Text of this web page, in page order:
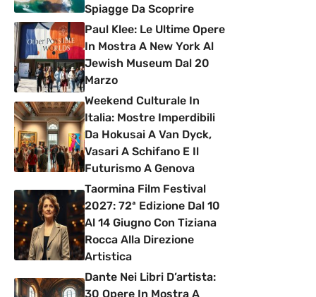
Spiagge Da Scoprire
Paul Klee: Le Ultime Opere
In Mostra A New York Al
Jewish Museum Dal 20
Marzo
Weekend Culturale In
Italia: Mostre Imperdibili
Da Hokusai A Van Dyck,
Vasari A Schifano E Il
Futurismo A Genova
Taormina Film Festival
2027: 72ª Edizione Dal 10
Al 14 Giugno Con Tiziana
Rocca Alla Direzione
Artistica
Dante Nei Libri D’artista:
30 Opere In Mostra A